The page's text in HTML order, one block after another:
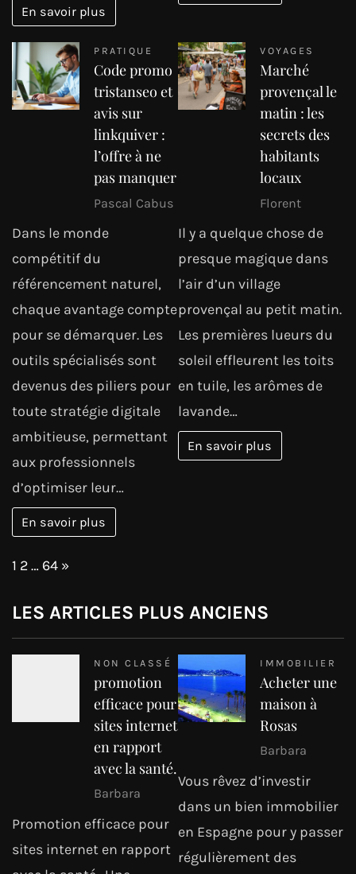
En savoir plus
PRATIQUE
Code promo
tristanseo et
avis sur
linkquiver :
l’offre à ne
pas manquer
Pascal Cabus
Dans le monde
compétitif du
référencement naturel,
chaque avantage compte
pour se démarquer. Les
outils spécialisés sont
devenus des piliers pour
toute stratégie digitale
ambitieuse, permettant
aux professionnels
d’optimiser leur…
En savoir plus
VOYAGES
Marché
provençal le
matin : les
secrets des
habitants
locaux
Florent
Il y a quelque chose de
presque magique dans
l’air d’un village
provençal au petit matin.
Les premières lueurs du
soleil effleurent les toits
en tuile, les arômes de
lavande…
En savoir plus
Page:
1 2… 64 Next
»
LES ARTICLES PLUS ANCIENS
NON CLASSÉ
promotion
efficace pour
sites internet
en rapport
avec la santé.
Barbara
Promotion efficace pour
sites internet en rapport
IMMOBILIER
Acheter une
maison à
Rosas
Barbara
Vous rêvez d’investir
dans un bien immobilier
en Espagne pour y passer
régulièrement des